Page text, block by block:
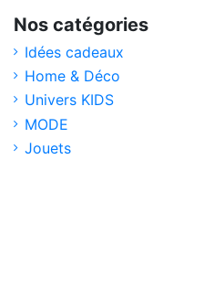
Nos catégories
Idées cadeaux
Home & Déco
Univers KIDS
MODE
Jouets